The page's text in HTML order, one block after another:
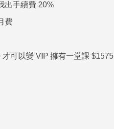
出手續費 20%
費
可以變 VIP 擁有一堂課 $1575